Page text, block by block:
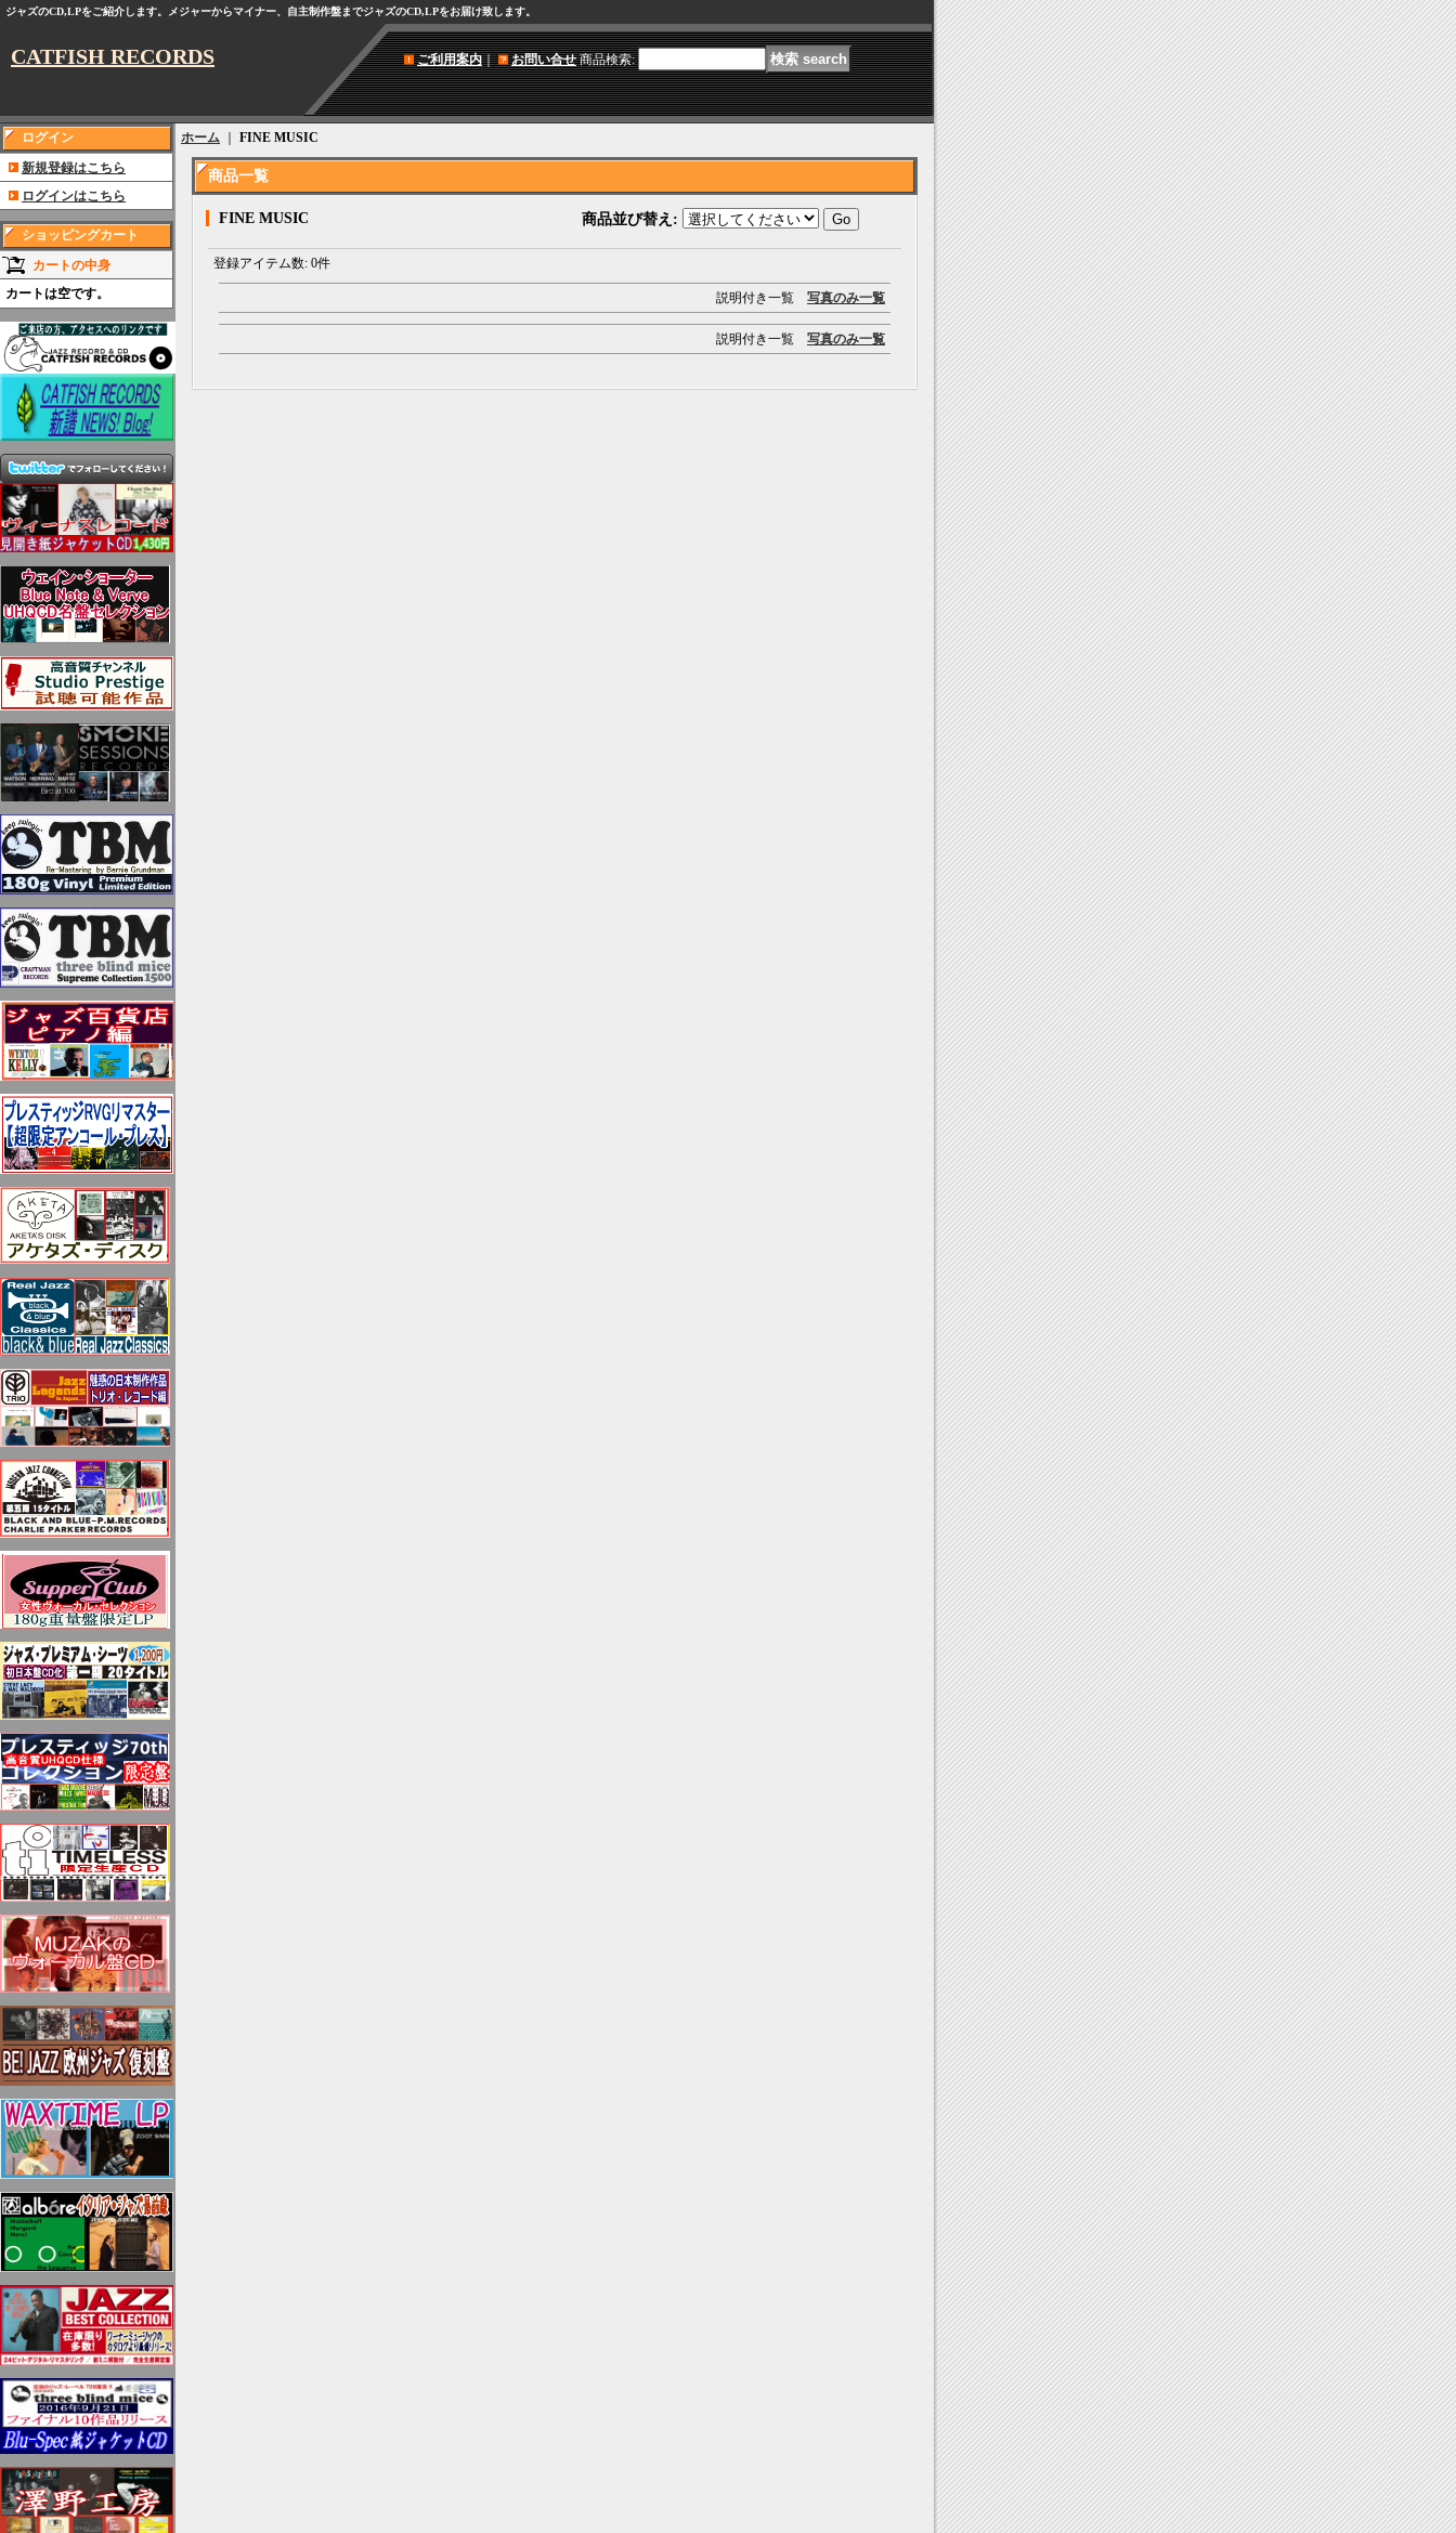
ジャズのCD,LPをご紹介します。メジャーからマイナー、自主制作盤までジャズのCD,LPをお届け致します。
CATFISH RECORDS ご利用案内｜ お問い合せ 商品検索:
ログイン
新規登録はこちら
ログインはこちら
ショッピングカート
カートの中身
カートは空です。
ホーム FINE MUSIC
商品一覧
FINE MUSIC 商品並び替え :
登録アイテム数: 0件
説明付き一覧 写真のみ一覧
説明付き一覧 写真のみ一覧